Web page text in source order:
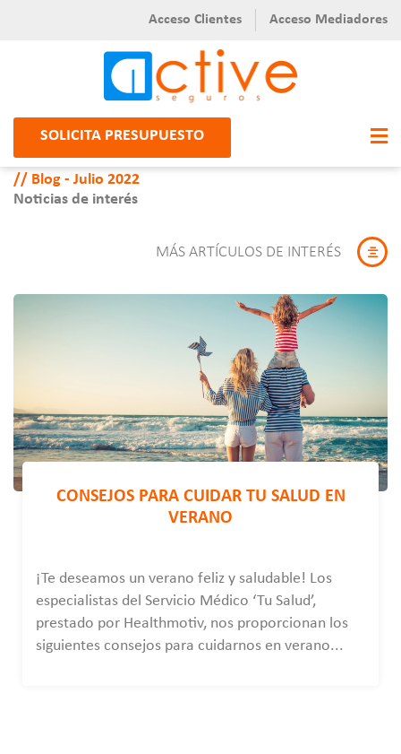
Acceso Clientes Acceso Mediadores
SOLICITA PRESUPUESTO
Blog - Julio 2022
Noticias de interés
MÁS ARTÍCULOS DE INTERÉS
CONSEJOS PARA CUIDAR TU SALUD EN
VERANO
¡Te deseamos un verano feliz y saludable! Los
especialistas del Servicio Médico ‘Tu Salud’,
prestado por Healthmotiv, nos proporcionan los
siguientes consejos para cuidarnos en verano...